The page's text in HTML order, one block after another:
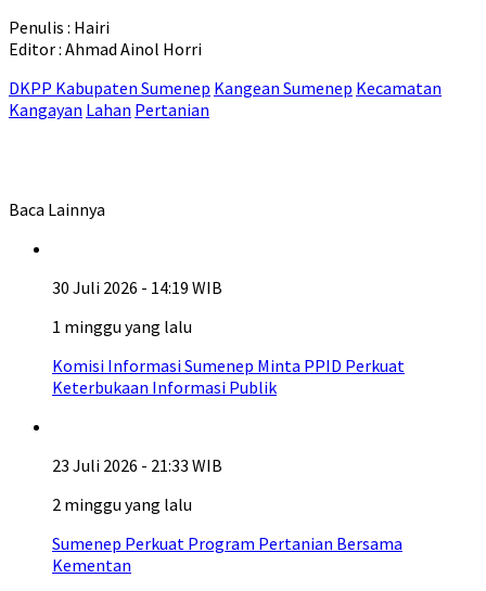
Penulis : Hairi
Editor : Ahmad Ainol Horri
DKPP Kabupaten Sumenep Kangean Sumenep Kecamatan
Kangayan Lahan Pertanian
Baca Lainnya
30 Juli 2026 - 14:19 WIB
1 minggu yang lalu
Komisi Informasi Sumenep Minta PPID Perkuat
Keterbukaan Informasi Publik
23 Juli 2026 - 21:33 WIB
2 minggu yang lalu
Sumenep Perkuat Program Pertanian Bersama
Kementan